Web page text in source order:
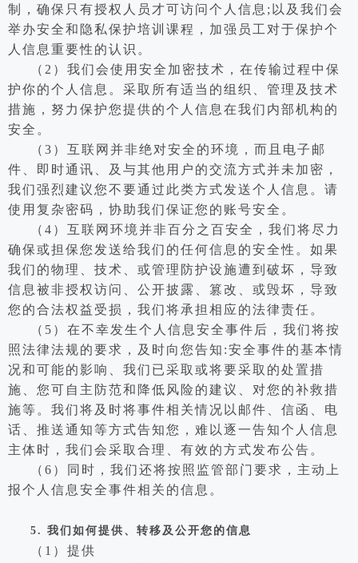
制，确保只有授权人员才可访问个人信息;以及我们会
举办安全和隐私保护培训课程，加强员工对于保护个
人信息重要性的认识。
（2）我们会使用安全加密技术，在传输过程中保
护你的个人信息。采取所有适当的组织、管理及技术
措施，努力保护您提供的个人信息在我们内部机构的
安全。
（3）互联网并非绝对安全的环境，而且电子邮
件、即时通讯、及与其他用户的交流方式并未加密，
我们强烈建议您不要通过此类方式发送个人信息。请
使用复杂密码，协助我们保证您的账号安全。
（4）互联网环境并非百分之百安全，我们将尽力
确保或担保您发送给我们的任何信息的安全性。如果
我们的物理、技术、或管理防护设施遭到破坏，导致
信息被非授权访问、公开披露、篡改、或毁坏，导致
您的合法权益受损，我们将承担相应的法律责任。
（5）在不幸发生个人信息安全事件后，我们将按
照法律法规的要求，及时向您告知:安全事件的基本情
况和可能的影响、我们已采取或将要采取的处置措
施、您可自主防范和降低风险的建议、对您的补救措
施等。我们将及时将事件相关情况以邮件、信函、电
话、推送通知等方式告知您，难以逐一告知个人信息
主体时，我们会采取合理、有效的方式发布公告。
（6）同时，我们还将按照监管部门要求，主动上
报个人信息安全事件相关的信息。
5. 我们如何提供、转移及公开您的信息
（1）提供